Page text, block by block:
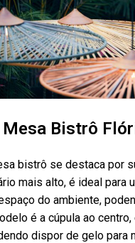
Bistrô
bistrô se destaca por
mais alto, é ideal para
do ambiente,
é a cúpula ao
dispor de gelo para